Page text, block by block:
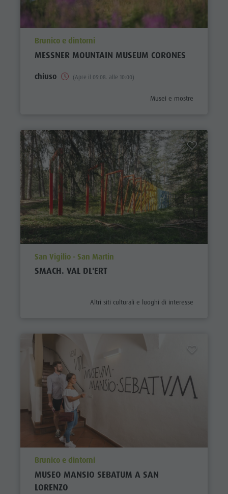
aria.poi_location_prefix
Brunico e dintorni
MESSNER MOUNTAIN MUSEUM CORONES
chiuso (Apre il 09.08. alle 10:00)
aria.poi_category_prefix
Musei e mostre
aria.poi_location_prefix
San Vigilio - San Martin
SMACH. VAL DL'ERT
aria.poi_category_prefix
Altri siti culturali e luoghi di interesse
aria.poi_location_prefix
Brunico e dintorni
MUSEO MANSIO SEBATUM A SAN
LORENZO